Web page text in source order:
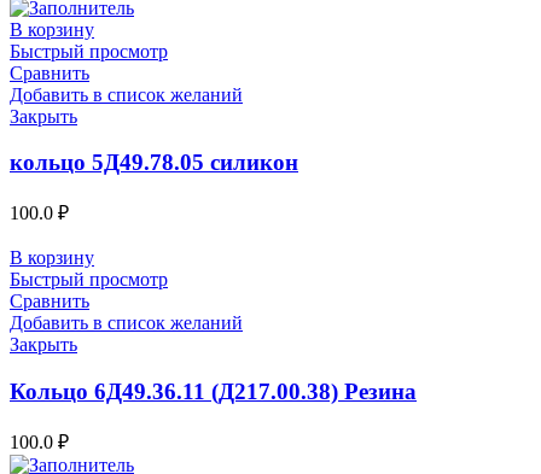
В корзину
Быстрый просмотр
Сравнить
Добавить в список желаний
Закрыть
кольцо 5Д49.78.05 силикон
100.0 ₽
В корзину
Быстрый просмотр
Сравнить
Добавить в список желаний
Закрыть
Кольцо 6Д49.36.11 (Д217.00.38) Резина
100.0 ₽